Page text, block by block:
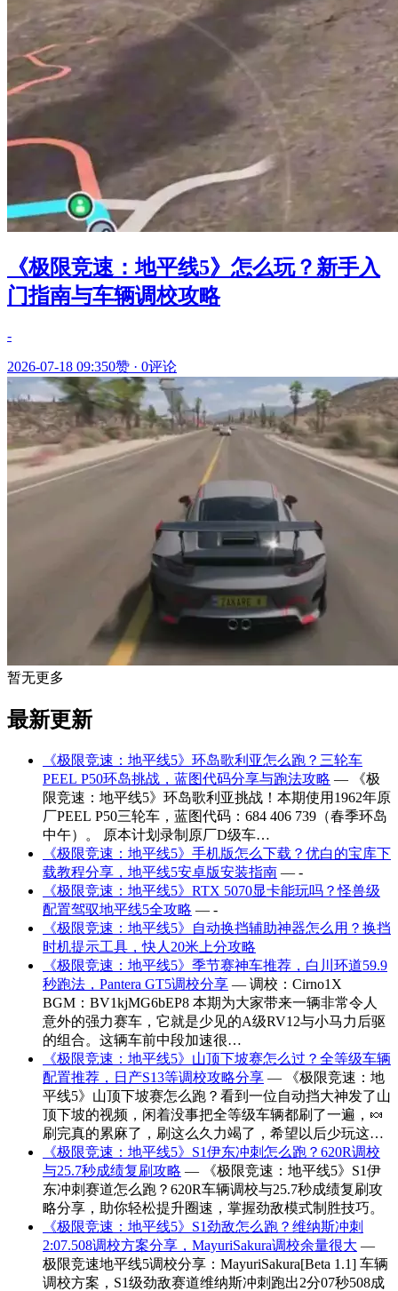
《极限竞速：地平线5》怎么玩？新手入
门指南与车辆调校攻略
-
2026-07-18 09:350赞 · 0评论
暂无更多
最新更新
《极限竞速：地平线5》环岛歌利亚怎么跑？三轮车
PEEL P50环岛挑战，蓝图代码分享与跑法攻略 — 《极
限竞速：地平线5》环岛歌利亚挑战！本期使用1962年原
厂PEEL P50三轮车，蓝图代码：684 406 739（春季环岛
中午）。 原本计划录制原厂D级车…
《极限竞速：地平线5》手机版怎么下载？优白的宝库下
载教程分享，地平线5安卓版安装指南 — -
《极限竞速：地平线5》RTX 5070显卡能玩吗？怪兽级
配置驾驭地平线5全攻略 — -
《极限竞速：地平线5》自动换挡辅助神器怎么用？换挡
时机提示工具，快人20米上分攻略
《极限竞速：地平线5》季节赛神车推荐，白川环道59.9
秒跑法，Pantera GT5调校分享 — 调校：Cirno1X
BGM：BV1kjMG6bEP8 本期为大家带来一辆非常令人
意外的强力赛车，它就是少见的A级RV12与小马力后驱
的组合。这辆车前中段加速很…
《极限竞速：地平线5》山顶下坡赛怎么过？全等级车辆
配置推荐，日产S13等调校攻略分享 — 《极限竞速：地
平线5》山顶下坡赛怎么跑？看到一位自动挡大神发了山
顶下坡的视频，闲着没事把全等级车辆都刷了一遍，🍬
刷完真的累麻了，刷这么久力竭了，希望以后少玩这…
《极限竞速：地平线5》S1伊东冲刺怎么跑？620R调校
与25.7秒成绩复刷攻略 — 《极限竞速：地平线5》S1伊
东冲刺赛道怎么跑？620R车辆调校与25.7秒成绩复刷攻
略分享，助你轻松提升圈速，掌握劲敌模式制胜技巧。
《极限竞速：地平线5》S1劲敌怎么跑？维纳斯冲刺
2:07.508调校方案分享，MayuriSakura调校余量很大 —
极限竞速地平线5调校分享：MayuriSakura[Beta 1.1] 车辆
调校方案，S1级劲敌赛道维纳斯冲刺跑出2分07秒508成